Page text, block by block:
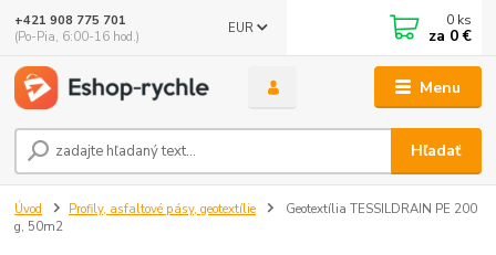
Menu
EUR
Hľadať
+421 908 775 701
(Po-Pia, 6:00-16 hod.)
0 ks
za 0 €
Úvod Profily, asfaltové pásy, geotextílie
Geotextília TESSILDRAIN PE 200
g, 50m2